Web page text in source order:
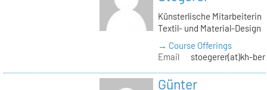
Künsterlische Mitarbeiterin
Textil- und Material-Design
→ Course Offerings
Email
stoegerer(at)kh-
Günter